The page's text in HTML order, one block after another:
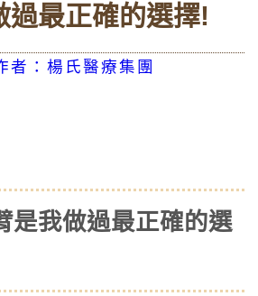
過最正確的選擇!
者：楊氏醫療集團
是我做過最正確的選